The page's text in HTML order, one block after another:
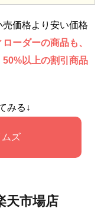
価格より安い価格
ーダーの商品も、
以上の割引商品
みる↓
ムズ
天市場店